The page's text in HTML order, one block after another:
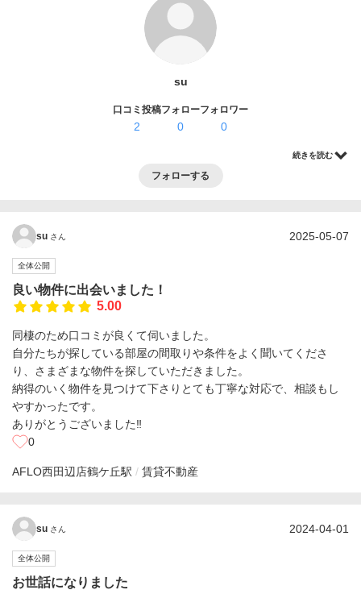
su
口コミ投稿
2
フォロー
0
フォロワー
0
続きを読む
フォローする
su さん 2025-05-07
全体公開
良い物件に出会いました！
5.00
同棲のため口コミが良くて伺いました。
自分たちが探している部屋の間取りや条件をよく聞いてくださ
り、さまざまな物件を探していただきました。
納得のいく物件を見つけて下さりとても丁寧な対応で、相談もし
やすかったです。
ありがとうございました‼︎
0
AFLO西田辺店鶴ケ丘駅 賃貸不動産
su さん 2024-04-01
全体公開
お世話になりました